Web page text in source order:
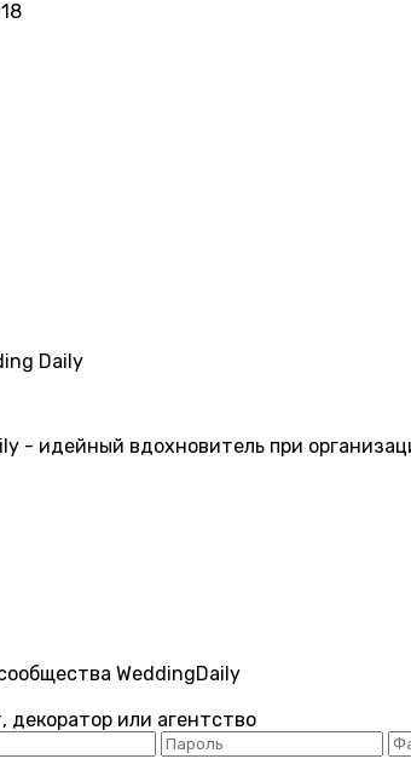
Daily
- идейный вдохновитель при
WeddingDaily
декоратор или агентство